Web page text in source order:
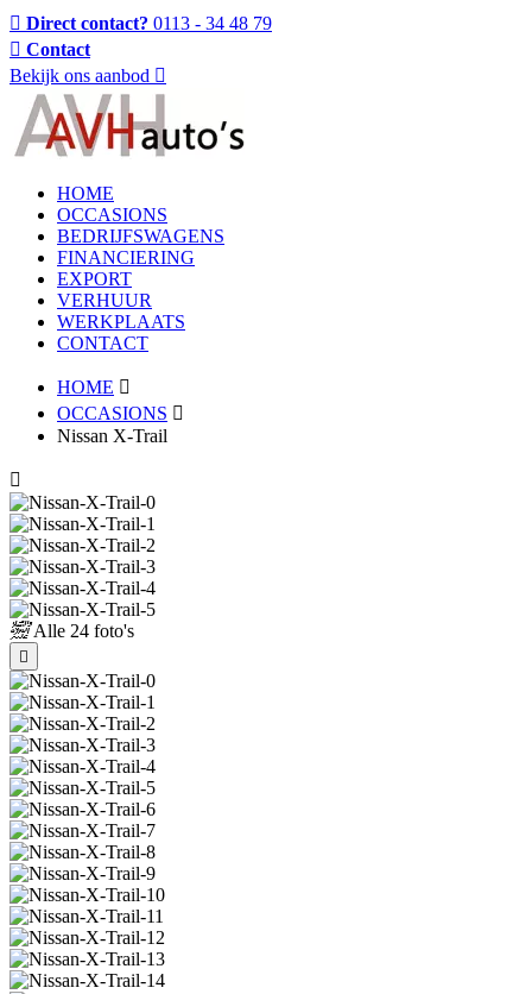
Direct contact? 0113 - 34 48 79
Contact
Bekijk ons aanbod
HOME
OCCASIONS
BEDRIJFSWAGENS
FINANCIERING
EXPORT
VERHUUR
WERKPLAATS
CONTACT
HOME
OCCASIONS
Nissan X-Trail
Alle 24 foto's